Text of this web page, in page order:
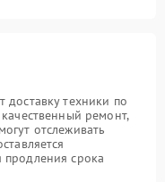
доставку техники по
ремонт,
отслеживать
продления срока